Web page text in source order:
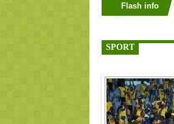
Flash info
SPORT